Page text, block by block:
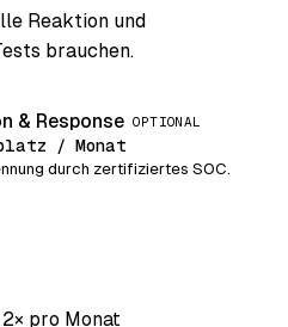
Reaktion und
brauchen.
& Response OPTIONAL
/ Monat
durch zertifiziertes SOC.
pro Monat